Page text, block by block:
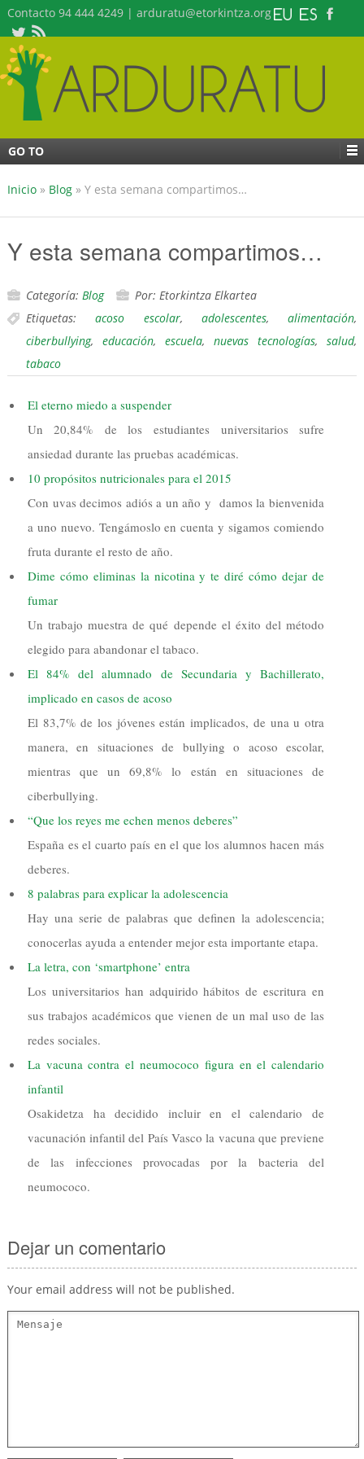
Contacto 94 444 4249 | arduratu@etorkintza.org
GO TO
Inicio» Blog» Y esta semana compartimos…
Y esta semana compartimos…
Categoría: Blog
Por: Etorkintza Elkartea
Etiquetas:acoso escolar, adolescentes,alimentación,
ciberbullying, educación, escuela, nuevas tecnologías,salud,
tabaco
El eterno miedo a suspender
Un 20,84% de los estudiantes universitarios sufre
ansiedad durante las pruebas académicas.
10 propósitos nutricionales para el 2015
Con uvas decimos adiós a un año y damos la bienvenida
a uno nuevo. Tengámoslo en cuenta y sigamos comiendo
fruta durante el resto de año.
Dime cómo eliminas la nicotina y te diré cómo dejar de
fumar
Un trabajo muestra de qué depende el éxito del método
elegido para abandonar el tabaco.
El 84% del alumnado de Secundaria y Bachillerato,
implicado en casos de acoso
El 83,7% de los jóvenes están implicados, de una u otra
manera, en situaciones de bullying o acoso escolar,
mientras que un 69,8% lo están en situaciones de
ciberbullying.
“Que los reyes me echen menos deberes”
España es el cuarto país en el que los alumnos hacen más
deberes.
8 palabras para explicar la adolescencia
Hay una serie de palabras que definen la adolescencia;
conocerlas ayuda a entender mejor esta importante etapa.
La letra, con ‘smartphone’ entra
Los universitarios han adquirido hábitos de escritura en
sus trabajos académicos que vienen de un mal uso de las
redes sociales.
La vacuna contra el neumococo figura en el calendario
infantil
Osakidetza ha decidido incluir en el calendario de
vacunación infantil del País Vasco la vacuna que previene
de las infecciones provocadas por la bacteria del
neumococo.
Dejar un comentario
Your email address will not be published.